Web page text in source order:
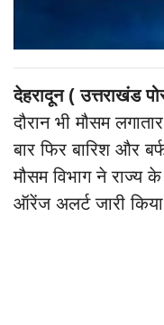
देहरादून ( उत्तराखंड
दौरान भी मौसम
बार फिर बारिश और
मौसम विभाग ने राज्य
ऑरेंज अलर्ट जारी